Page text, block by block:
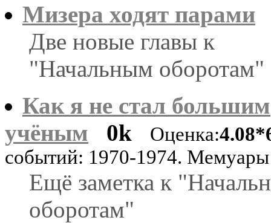
Мизера ходят парами
Две новые главы к
"Начальным оборотам"
Как я не стал большим
учёным
0k Оценка:
событий: 1970-1974. Мемуары
Ещё заметка к
оборотам"